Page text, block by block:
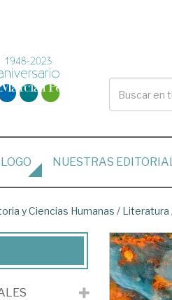
NUESTRAS
y Ciencias Humanas / Literatura